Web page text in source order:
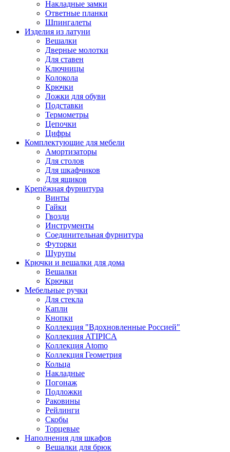
Накладные замки
Ответные планки
Шпингалеты
Изделия из латуни
Вешалки
Дверные молотки
Для ставен
Ключницы
Колокола
Крючки
Ложки для обуви
Подставки
Термометры
Цепочки
Цифры
Комплектующие для мебели
Амортизаторы
Для столов
Для шкафчиков
Для ящиков
Крепёжная фурнитура
Винты
Гайки
Гвозди
Инструменты
Соединительная фурнитура
Футорки
Шурупы
Крючки и вешалки для дома
Вешалки
Крючки
Мебельные ручки
Для стекла
Капли
Кнопки
Коллекция "Вдохновленные Россией"
Коллекция ATIPICA
Коллекция Atomo
Коллекция Геометрия
Кольца
Накладные
Погонаж
Подложки
Раковины
Рейлинги
Скобы
Торцевые
Наполнения для шкафов
Вешалки для брюк